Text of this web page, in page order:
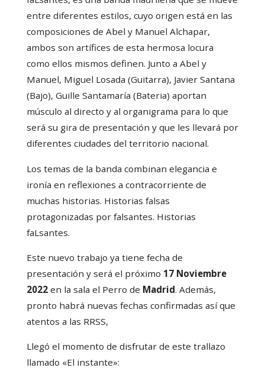
entre diferentes estilos, cuyo origen está en las
composiciones de Abel y Manuel Alchapar,
ambos son artífices de esta hermosa locura
como ellos mismos definen. Junto a Abel y
Manuel, Miguel Losada (Guitarra), Javier Santana
(Bajo), Guille Santamaría (Bateria) aportan
músculo al directo y al organigrama para lo que
será su gira de presentación y que les llevará por
diferentes ciudades del territorio nacional.
Los temas de la banda combinan elegancia e
ironía en reflexiones a contracorriente de
muchas historias. Historias falsas
protagonizadas por falsantes. Historias
faLsantes.
Este nuevo trabajo ya tiene fecha de
presentación y será el próximo 17 Noviembre
2022en la sala el Perro de Madrid. Además,
pronto habrá nuevas fechas confirmadas así que
atentos a las RRSS,
Llegó el momento de disfrutar de este trallazo
llamado «El instante»: